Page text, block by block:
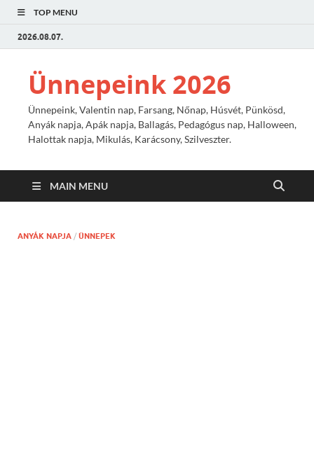
TOP MENU
2026.08.07.
Ünnepeink 2026
Ünnepeink, Valentin nap, Farsang, Nőnap, Húsvét, Pünkösd,
Anyák napja, Apák napja, Ballagás, Pedagógus nap, Halloween,
Halottak napja, Mikulás, Karácsony, Szilveszter.
MAIN MENU
ANYÁK NAPJA / ÜNNEPEK